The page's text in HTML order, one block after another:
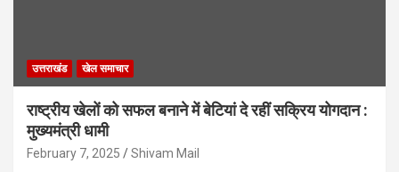
उत्तराखंड खेल समाचार
राष्ट्रीय खेलों को सफल बनाने में बेटियां दे रहीं सक्रिय योगदान :
मुख्यमंत्री धामी
February 7, 2025 Shivam Mail